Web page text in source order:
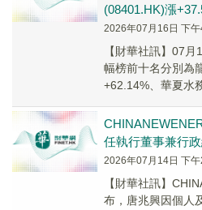
(08401.HK)漲
2026年07月16日 下
【財華社訊】07
幅榜前十名分別為
+62.14%、華夏水
任執行董事兼行
2026年07月14日 下午
【財華社訊】
布，唐兆興因個人